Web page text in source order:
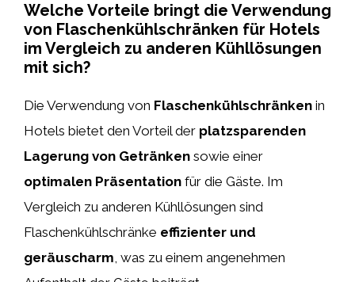
Welche Vorteile bringt die Verwendung
von Flaschenkühlschränken für Hotels
im Vergleich zu anderen Kühllösungen
mit sich?
Die Verwendung von Flaschenkühlschränken in
Hotels bietet den Vorteil der platzsparenden
Lagerung von Getränken sowie einer
optimalen Präsentation für die Gäste. Im
Vergleich zu anderen Kühllösungen sind
Flaschenkühlschränke effizienter und
geräuscharm , was zu einem angenehmen